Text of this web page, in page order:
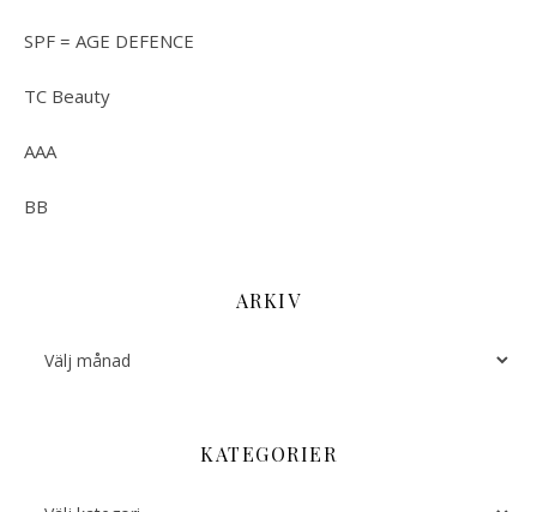
SPF = AGE DEFENCE
TC Beauty
AAA
BB
ARKIV
KATEGORIER